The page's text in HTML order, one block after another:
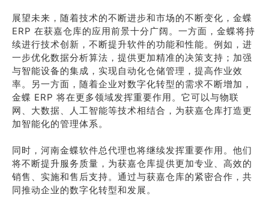
展望未来，随着技术的不断进步和市场的不断变化，金蝶
ERP 在获嘉仓库的应用前景十分广阔。一方面，金蝶将持
续进行技术创新，不断提升软件的功能和性能。例如，进
一步优化数据分析算法，提供更加精准的决策支持；加强
与智能设备的集成，实现自动化仓储管理，提高作业效
率。另一方面，随着企业对数字化转型的需求不断增加，
金蝶 ERP 将在更多领域发挥重要作用。它可以与物联
网、大数据、人工智能等技术相结合，为获嘉仓库打造更
加智能化的管理体系。
同时，河南金蝶软件总代理也将继续发挥重要作用。他们
将不断提升服务质量，为获嘉仓库提供更加专业、高效的
销售、实施和售后支持。通过与获嘉仓库的紧密合作，共
同推动企业的数字化转型和发展。